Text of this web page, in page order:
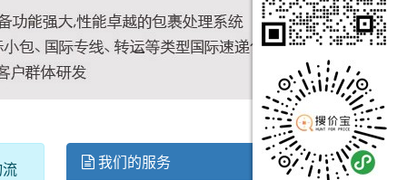
我们的服务